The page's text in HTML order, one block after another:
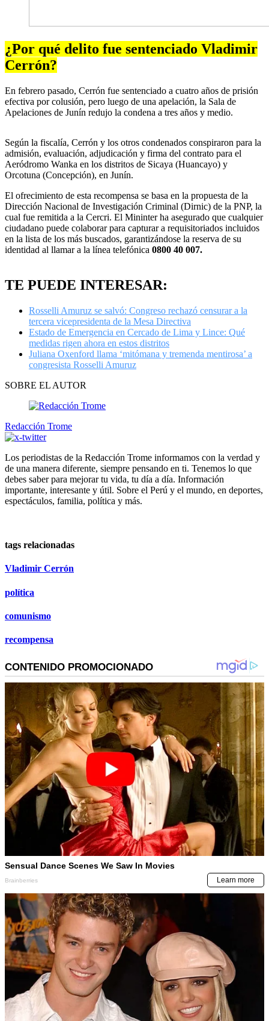
¿Por qué delito fue sentenciado Vladimir
Cerrón?
En febrero pasado, Cerrón fue sentenciado a cuatro años de prisión
efectiva por colusión, pero luego de una apelación, la Sala de
Apelaciones de Junín redujo la condena a tres años y medio.
Según la fiscalía, Cerrón y los otros condenados conspiraron para la
admisión, evaluación, adjudicación y firma del contrato para el
Aeródromo Wanka en los distritos de Sicaya (Huancayo) y
Orcotuna (Concepción), en Junín.
El ofrecimiento de esta recompensa se basa en la propuesta de la
Dirección Nacional de Investigación Criminal (Dirnic) de la PNP, la
cual fue remitida a la Cercri. El Mininter ha asegurado que cualquier
ciudadano puede colaborar para capturar a requisitoriados incluidos
en la lista de los más buscados, garantizándose la reserva de su
identidad al llamar a la línea telefónica 0800 40 007.
TE PUEDE INTERESAR:
Rosselli Amuruz se salvó: Congreso rechazó censurar a la
tercera vicepresidenta de la Mesa Directiva
Estado de Emergencia en Cercado de Lima y Lince: Qué
medidas rigen ahora en estos distritos
Juliana Oxenford llama ‘mitómana y tremenda mentirosa’ a
congresista Rosselli Amuruz
SOBRE EL AUTOR
Redacción Trome
Los periodistas de la Redacción Trome informamos con la verdad y
de una manera diferente, siempre pensando en ti. Tenemos lo que
debes saber para mejorar tu vida, tu día a día. Información
importante, interesante y útil. Sobre el Perú y el mundo, en deportes,
espectáculos, familia, política y más.
tags relacionadas
Vladimir Cerrón
política
comunismo
recompensa